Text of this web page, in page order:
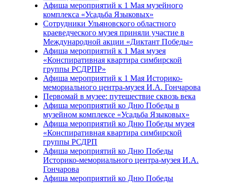
Афиша мероприятий к 1 Мая музейного
комплекса «Усадьба Языковых»
Сотрудники Ульяновского областного
краеведческого музея приняли участие в
Международной акции «Диктант Победы»
Афиша мероприятий к 1 Мая музея
«Конспиративная квартира симбирской
группы РСДРПР»
Афиша мероприятий к 1 Мая Историко-
мемориального центра-музея И.А. Гончарова
Первомай в музее: путешествие сквозь века
Афиша мероприятий ко Дню Победы в
музейном комплексе «Усадьба Языковых»
Афиша мероприятий ко Дню Победы музея
«Конспиративная квартира симбирской
группы РСДРП
Афиша мероприятий ко Дню Победы
Историко-мемориального центра-музея И.А.
Гончарова
Афиша мероприятий ко Дню Победы